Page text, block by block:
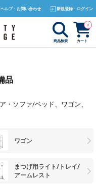
ヘルプ・お問い合わせ 新規登録・ログイン
商品検索 カート
0
品
・ソファ/ベッド、 ワゴン、
ワゴン
まつげ用ライト/トレイ/
アームレスト